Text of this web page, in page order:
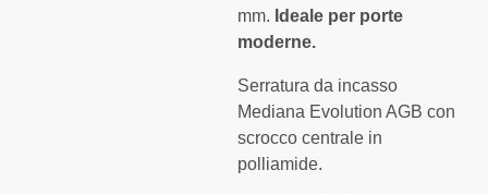
mm. Ideale per porte
moderne.
Serratura da incasso
Mediana Evolution AGB con
scrocco centrale in
polliamide.